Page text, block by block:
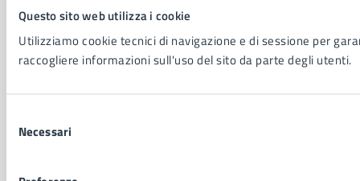
Questo sito web utilizza i cookie
Utilizziamo cookie tecnici di navigazione e di sessione per
raccogliere informazioni sull'uso del sito da parte degli utenti.
delNecessari
Segnalazione problemi di accessibilità
Piano di miglioramento del sito